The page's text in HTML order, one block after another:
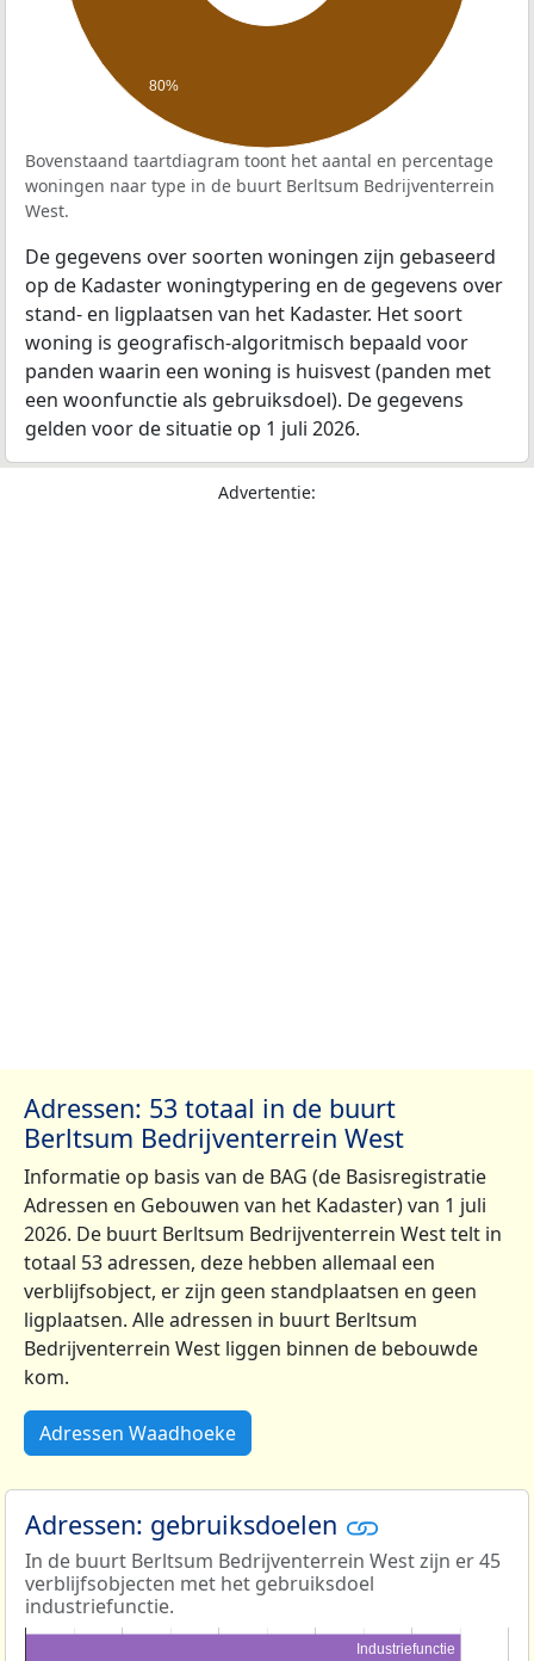
80%
Bovenstaand taartdiagram toont het aantal en percentage
woningen naar type in de buurt Berltsum Bedrijventerrein
West.
De gegevens over soorten woningen zijn gebaseerd
op de Kadaster woningtypering en de gegevens over
stand- en ligplaatsen van het Kadaster. Het soort
woning is geografisch-algoritmisch bepaald voor
panden waarin een woning is huisvest (panden met
een woonfunctie als gebruiksdoel). De gegevens
gelden voor de situatie op 1 juli 2026.
Advertentie:
Adressen: 53 totaal in de buurt
Berltsum Bedrijventerrein West
Informatie op basis van de BAG (de Basisregistratie
Adressen en Gebouwen van het Kadaster) van 1 juli
2026. De buurt Berltsum Bedrijventerrein West telt in
totaal 53 adressen, deze hebben allemaal een
verblijfsobject, er zijn geen standplaatsen en geen
ligplaatsen. Alle adressen in buurt Berltsum
Bedrijventerrein West liggen binnen de bebouwde
kom.
Adressen Waadhoeke
Adressen: gebruiksdoelen
In de buurt Berltsum Bedrijventerrein West zijn er 45
verblijfsobjecten met het gebruiksdoel
industriefunctie.
Industriefunctie